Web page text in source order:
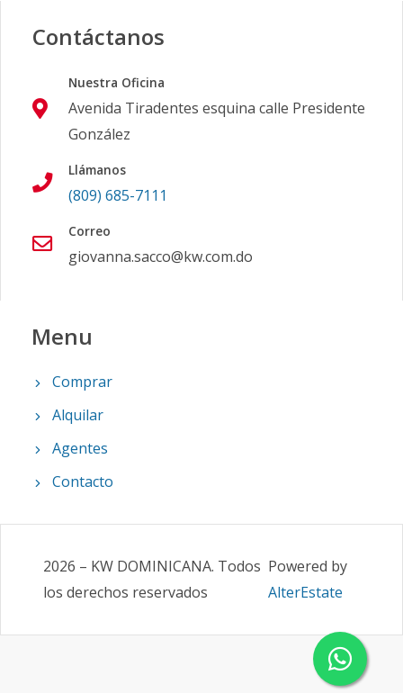
Contáctanos
Nuestra Oficina
Avenida Tiradentes esquina calle Presidente
González
Llámanos
(809) 685-7111
Correo
giovanna.sacco@kw.com.do
Menu
Comprar
Alquilar
Agentes
Contacto
2026 – KW DOMINICANA. Todos
los derechos reservados
Powered by
AlterEstate